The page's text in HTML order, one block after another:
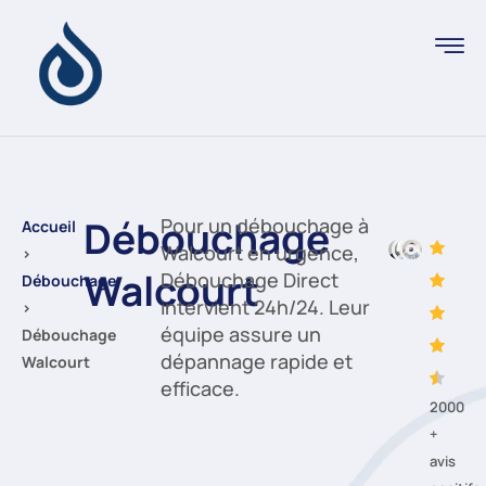
Accueil
›
Débouchage
›
Débouchage
Walcourt
Débouchage
Walcourt
Pour un débouchage à
Walcourt en urgence,
Débouchage Direct
intervient 24h/24. Leur
équipe assure un
dépannage rapide et
efficace.
2000
+
avis